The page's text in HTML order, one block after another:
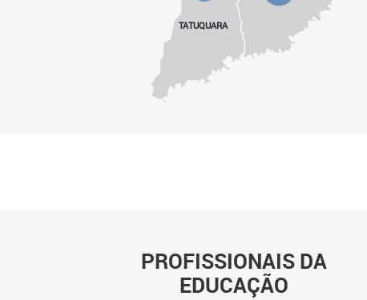
TATUQUARA
PROFISSIONAIS DA
EDUCAÇÃO